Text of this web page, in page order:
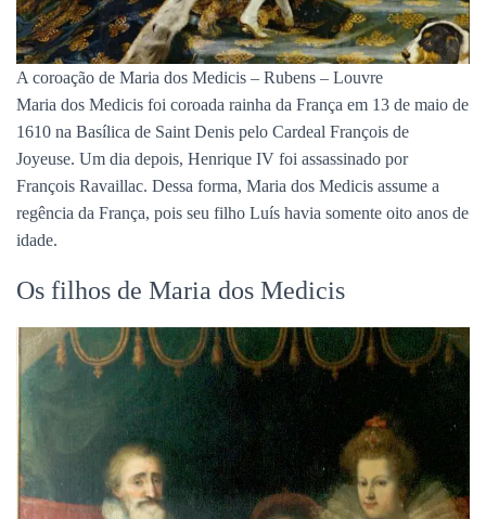
A coroação de Maria dos Medicis – Rubens – Louvre
Maria dos Medicis foi coroada rainha da França em 13 de maio de
1610 na Basílica de Saint Denis pelo Cardeal François de
Joyeuse. Um dia depois, Henrique IV foi assassinado por
François Ravaillac. Dessa forma, Maria dos Medicis assume a
regência da França, pois seu filho Luís havia somente oito anos de
idade.
Os filhos de Maria dos Medicis